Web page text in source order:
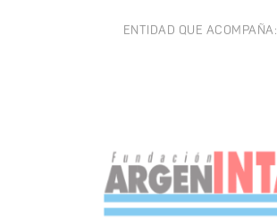
ENTIDAD QUE ACOMPAÑA: